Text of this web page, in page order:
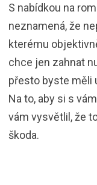
S nabídkou na
neznamená, že
kterému
chce jen zahnat
přesto byste měli
Na to, aby si s
vám vysvětlil, že
škoda.